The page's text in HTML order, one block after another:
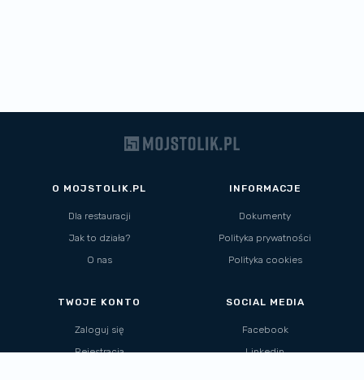
O MOJSTOLIK.PL
Dla restauracji
Jak to działa?
O nas
INFORMACJE
Dokumenty
Polityka prywatności
Polityka cookies
TWOJE KONTO
Zaloguj się
Rejestracja
SOCIAL MEDIA
Facebook
Linkedin